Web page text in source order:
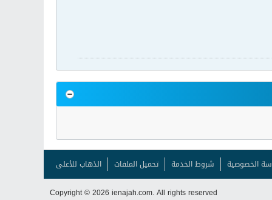
الخصوصية شروط الخدمة تحميل الملفات الذهاب للأعلى
Copyright © 2026 ienajah.com. All rights reserved